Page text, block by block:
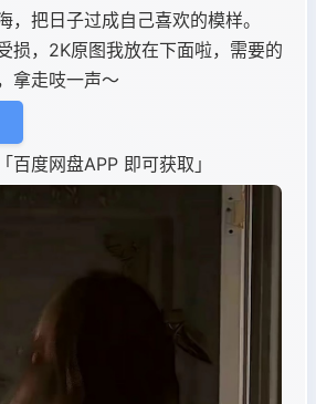
，把日子过成自己喜欢的模样。
损，2K原图我放在下面啦，需要的
拿走吱一声～
百度网盘APP 即可获取」